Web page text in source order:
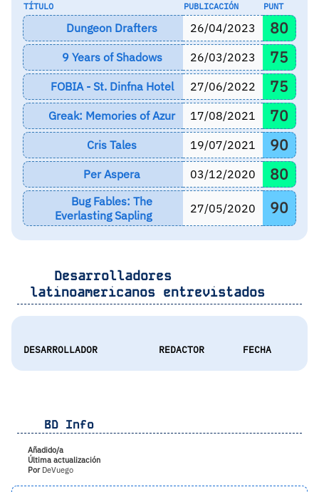
TÍTULO PUBLICACIÓN PUNT
Dungeon Drafters 26/04/2023 80
9 Years of Shadows 26/03/2023 75
FOBIA - St. Dinfna Hotel 27/06/2022 75
Greak: Memories of Azur 17/08/2021 70
Cris Tales 19/07/2021 90
Per Aspera 03/12/2020 80
Bug Fables: The
Everlasting Sapling
27/05/2020 90
Desarrolladores
latinoamericanos entrevistados
DESARROLLADOR REDACTOR FECHA
BD Info
Añadido/a
Última actualización
PorDeVuego